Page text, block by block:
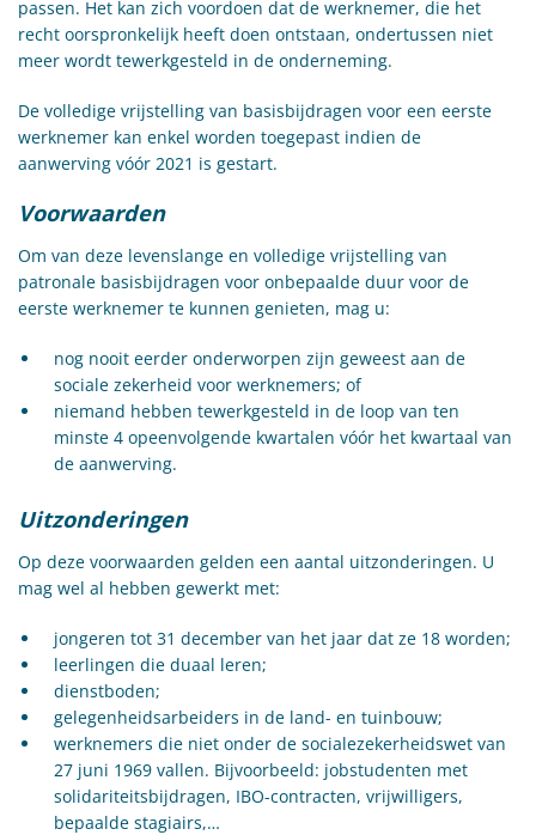
passen. Het kan zich voordoen dat de werknemer, die het
recht oorspronkelijk heeft doen ontstaan, ondertussen niet
meer wordt tewerkgesteld in de onderneming.
De volledige vrijstelling van basisbijdragen voor een eerste
werknemer kan enkel worden toegepast indien de
aanwerving vóór 2021 is gestart.
Voorwaarden
Om van deze levenslange en volledige vrijstelling van
patronale basisbijdragen voor onbepaalde duur voor de
eerste werknemer te kunnen genieten, mag u:
nog nooit eerder onderworpen zijn geweest aan de
sociale zekerheid voor werknemers; of
niemand hebben tewerkgesteld in de loop van ten
minste 4 opeenvolgende kwartalen vóór het kwartaal van
de aanwerving.
Uitzonderingen
Op deze voorwaarden gelden een aantal uitzonderingen. U
mag wel al hebben gewerkt met:
jongeren tot 31 december van het jaar dat ze 18 worden;
leerlingen die duaal leren;
dienstboden;
gelegenheidsarbeiders in de land- en tuinbouw;
werknemers die niet onder de socialezekerheidswet van
27 juni 1969 vallen. Bijvoorbeeld: jobstudenten met
solidariteitsbijdragen, IBO-contracten, vrijwilligers,
bepaalde stagiairs,…